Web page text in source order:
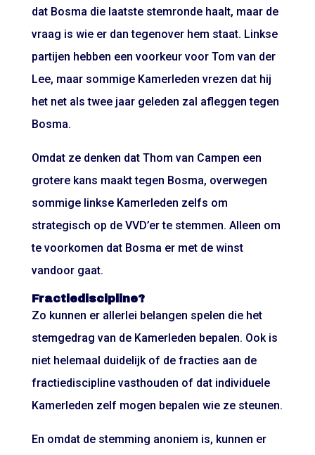
dat Bosma die laatste stemronde haalt, maar de
vraag is wie er dan tegenover hem staat. Linkse
partijen hebben een voorkeur voor Tom van der
Lee, maar sommige Kamerleden vrezen dat hij
het net als twee jaar geleden zal afleggen tegen
Bosma.
Omdat ze denken dat Thom van Campen een
grotere kans maakt tegen Bosma, overwegen
sommige linkse Kamerleden zelfs om
strategisch op de VVD’er te stemmen. Alleen om
te voorkomen dat Bosma er met de winst
vandoor gaat.
Fractiediscipline?
Zo kunnen er allerlei belangen spelen die het
stemgedrag van de Kamerleden bepalen. Ook is
niet helemaal duidelijk of de fracties aan de
fractiediscipline vasthouden of dat individuele
Kamerleden zelf mogen bepalen wie ze steunen.
En omdat de stemming anoniem is, kunnen er